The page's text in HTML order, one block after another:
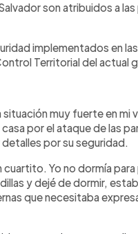
son atribuidos a las
implementados en
Territorial del actual
muy fuerte en mi
por el ataque de las
por su seguridad.
cuartito. Yo no dormía
y dejé de dormir,
que necesitaba